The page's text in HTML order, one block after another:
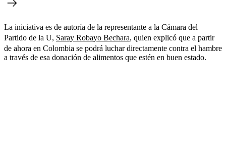
La iniciativa es de autoría de la representante a la Cámara del
Partido de la U, Saray Robayo Bechara, quien explicó que a partir
de ahora en Colombia se podrá luchar directamente contra el hambre
a través de esa donación de alimentos que estén en buen estado.